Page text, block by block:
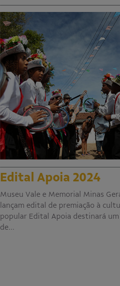
Edital Apoia 2024
Museu Vale e Memorial Minas
lançam edital de premiação à
popular Edital Apoia destinará
de…